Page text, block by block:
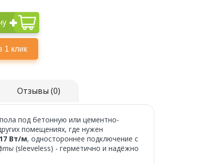
Отзывы (0)
под бетонную или цементно-
помещениях, где нужен
17 Вт/м, одностороннее подключение с
(sleeveless) - герметично и надёжно